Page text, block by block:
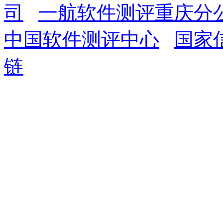
司
一航软件测评重庆分
中国软件测评中心
国家
链